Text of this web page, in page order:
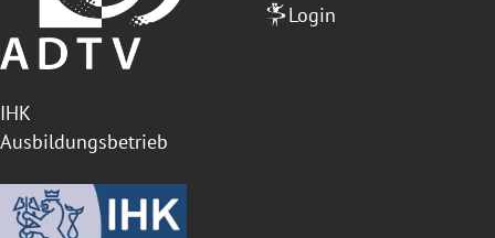
IHK
Ausbildungsbetrieb
Login